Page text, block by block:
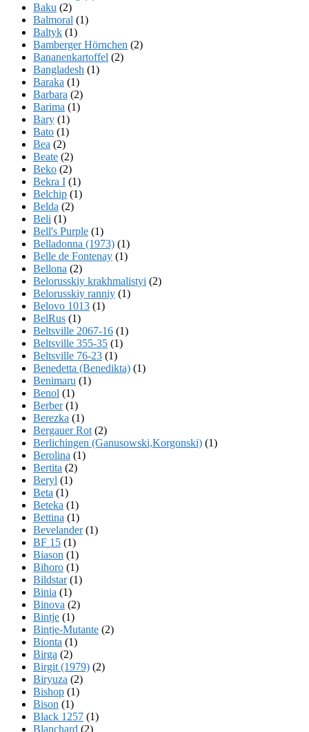
Baku (2)
Balmoral (1)
Baltyk (1)
Bamberger Hörnchen (2)
Bananenkartoffel (2)
Bangladesh (1)
Baraka (1)
Barbara (2)
Barima (1)
Bary (1)
Bato (1)
Bea (2)
Beate (2)
Beko (2)
Bekra I (1)
Belchip (1)
Belda (2)
Beli (1)
Bell's Purple (1)
Belladonna (1973) (1)
Belle de Fontenay (1)
Bellona (2)
Belorusskiy krakhmalistyi (2)
Belorusskiy ranniy (1)
Belovo 1013 (1)
BelRus (1)
Beltsville 2067-16 (1)
Beltsville 355-35 (1)
Beltsville 76-23 (1)
Benedetta (Benedikta) (1)
Benimaru (1)
Benol (1)
Berber(1)
Berezka (1)
Bergauer Rot (2)
Berlichingen (Ganusowski,Korgonski) (1)
Berolina (1)
Bertita (2)
Beryl (1)
Beta (1)
Beteka (1)
Bettina (1)
Bevelander(1)
BF 15 (1)
Biason (1)
Bihoro (1)
Bildstar(1)
Binia (1)
Binova (2)
Bintje (1)
Bintje-Mutante (2)
Bionta (1)
Birga (2)
Birgit (1979) (2)
Biryuza (2)
Bishop (1)
Bison (1)
Black 1257 (1)
Blanchard (2)